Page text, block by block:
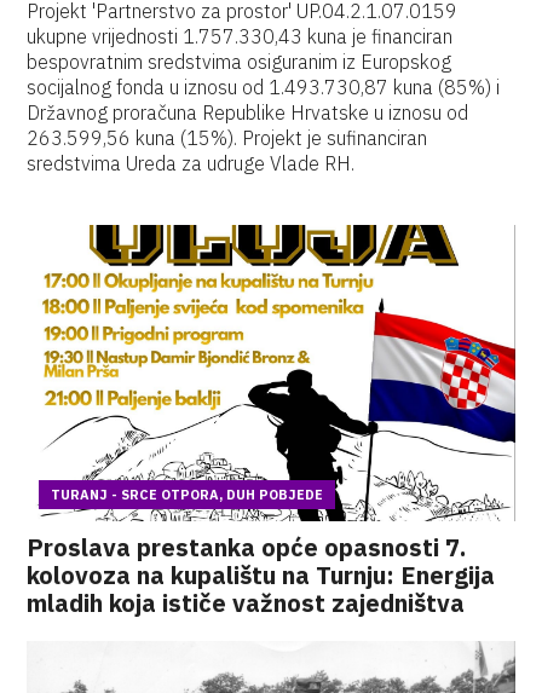
Projekt 'Partnerstvo za prostor' UP.04.2.1.07.0159
ukupne vrijednosti 1.757.330,43 kuna je financiran
bespovratnim sredstvima osiguranim iz Europskog
socijalnog fonda u iznosu od 1.493.730,87 kuna (85%) i
Državnog proračuna Republike Hrvatske u iznosu od
263.599,56 kuna (15%). Projekt je sufinanciran
sredstvima Ureda za udruge Vlade RH.
TURANJ - SRCE OTPORA, DUH POBJEDE
Proslava prestanka opće opasnosti 7.
kolovoza na kupalištu na Turnju: Energija
mladih koja ističe važnost zajedništva